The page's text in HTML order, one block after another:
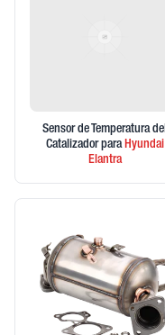
Sensor de Temperatura
Catalizador paraHyundai
Elantra